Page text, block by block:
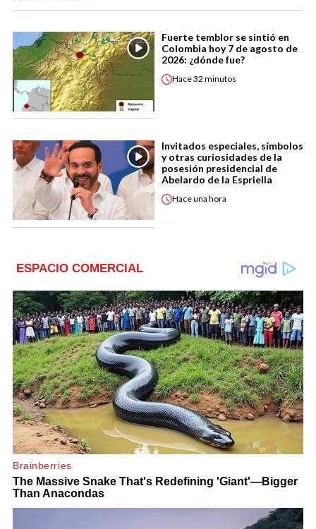
Fuerte temblor se sintió en
Colombia hoy 7 de agosto de
2026: ¿dónde fue?
Hace32 minutos
Invitados especiales, símbolos
y otras curiosidades de la
posesión presidencial de
Abelardo de la Espriella
Haceuna hora